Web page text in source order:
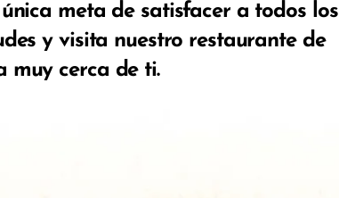
meta de satisfacer a todos los
y visita nuestro restaurante de
muy cerca de ti.